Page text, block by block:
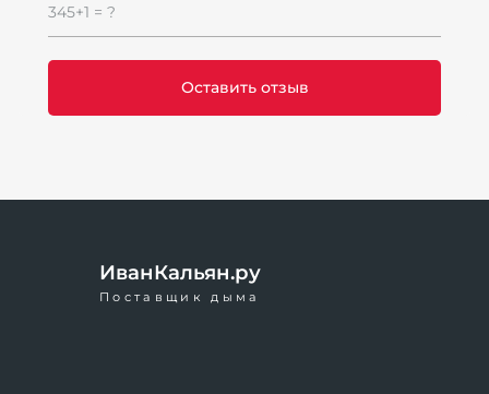
345+1 = ?
ИванКальян.ру
Поставщик дыма